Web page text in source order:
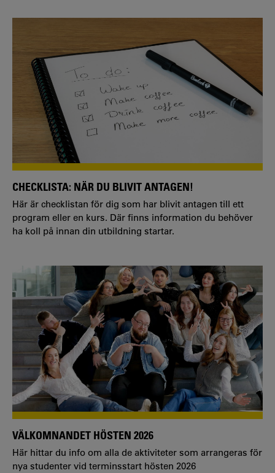
CHECKLISTA: NÄR DU BLIVIT ANTAGEN!
Här är checklistan för dig som har blivit antagen till ett
program eller en kurs. Där finns information du behöver
ha koll på innan din utbildning startar.
VÄLKOMNANDET HÖSTEN 2026
Här hittar du info om alla de aktiviteter som arrangeras för
nya studenter vid terminsstart hösten 2026